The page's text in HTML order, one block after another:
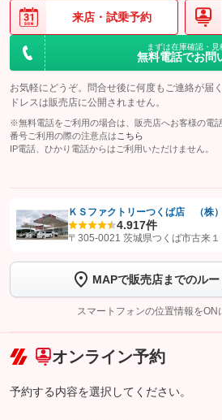
来店・ 試乗予約
まずは在庫確認・見
無料電話でお問
お気軽にどうぞ。問合せ後に何度もご連絡が届
ドレスは販売店に公開されません。
※無料電話をご利用の場合は、販売店へお客様の電
番号ご利用の際の注意点は こちら
IP電話、ひかり電話からはご利用いただけません。
【STEP1】認証画面でグーネットを友だち追加
トーク画面で
ボタンをタップして
完了してください。
こちら
ＫＳファクトリーつくば店 （株
4.917件
〒305-0021 茨城県つくば市古来１
MAPで販売店までのル
スマートフォンの位置情報をON
オンライン予約
予約する内容を選択してください。